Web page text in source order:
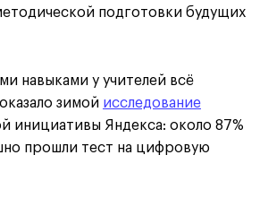
подготовки будущих
навыками у учителей всё
зимой исследование
инициативы Яндекса: около 87%
прошли тест на цифровую